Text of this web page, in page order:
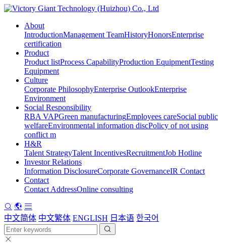
About
IntroductionManagement TeamHistoryHonorsEnterprise
certification
Product
Product listProcess CapabilityProduction EquipmentTesting
Equipment
Culture
Corporate PhilosophyEnterprise OutlookEnterprise
Environment
Social Responsibility
RBA VAPGreen manufacturingEmployees careSocial public
welfareEnvironmental information discPolicy of not using
conflict m
H&R
Talent StrategyTalent IncentivesRecruitmentJob Hotline
Investor Relations
Information DisclosureCorporate GovernanceIR Contact
Contact
Contact AddressOnline consulting
中文简体 中文繁体 ENGLISH 日本语 한국어